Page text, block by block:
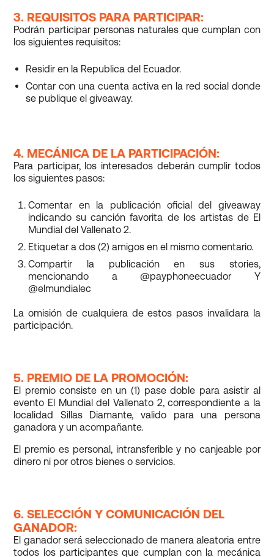
3. REQUISITOS PARA PARTICIPAR:
Podrán participar personas naturales que cumplan con
los siguientes requisitos:
Residir en la Republica del Ecuador.
Contar con una cuenta activa en la red social donde
se publique el giveaway.
4. MECÁNICA DE LA PARTICIPACIÓN:
Para participar, los interesados deberán cumplir todos
los siguientes pasos:
Comentar en la publicación oficial del giveaway
indicando su canción favorita de los artistas de El
Mundial del Vallenato 2.
Etiquetar a dos (2) amigos en el mismo comentario.
Compartir la publicación en sus stories,
mencionando a @payphoneecuador Y
@elmundialec
La omisión de cualquiera de estos pasos invalidara la
participación.
5. PREMIO DE LA PROMOCIÓN:
El premio consiste en un (1) pase doble para asistir al
evento El Mundial del Vallenato 2, correspondiente a la
localidad Sillas Diamante, valido para una persona
ganadora y un acompañante.
El premio es personal, intransferible y no canjeable por
dinero ni por otros bienes o servicios.
6. SELECCIÓN Y COMUNICACIÓN DEL
GANADOR:
El ganador será seleccionado de manera aleatoria entre
todos los participantes que cumplan con la mecánica